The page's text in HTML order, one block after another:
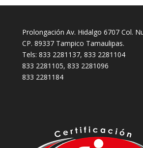
Prolongación Av. Hidalgo 6707 Col.
CP. 89337 Tampico Tamaulipas.
Tels: 833 2281137, 833 2281104
833 2281105, 833 2281096
833 2281184